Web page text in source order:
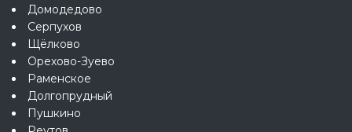
Домодедово
Серпухов
Щёлково
Орехово-Зуево
Раменское
Долгопрудный
Пушкино